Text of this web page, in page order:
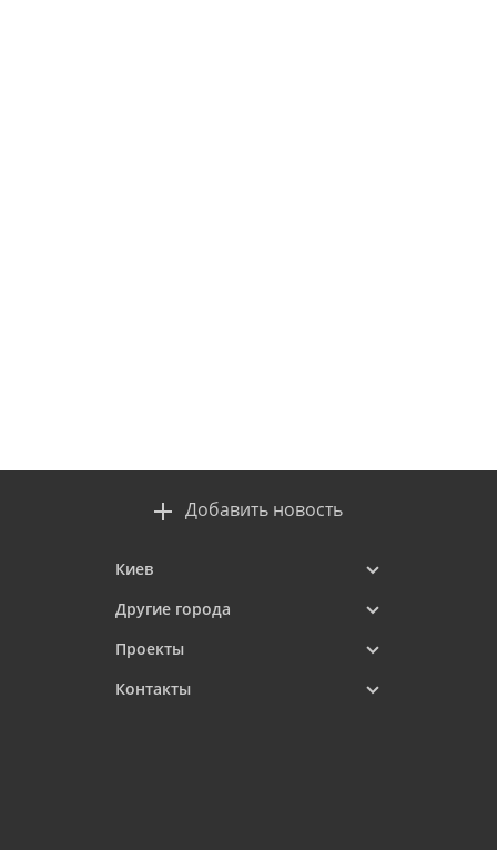
Добавить новость
Киев
Другие города
Проекты
Контакты